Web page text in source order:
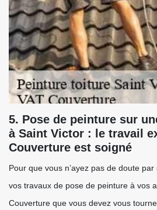
5. Pose de peinture sur
à Saint Victor : le travail
Couverture est soigné
Pour que vous n’ayez pas de doute
vos travaux de pose de peinture à vos
Couverture que vous devez vous